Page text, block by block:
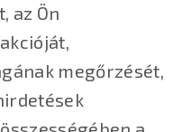
az Ön
megőrzését,